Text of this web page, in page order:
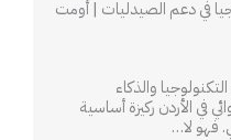
في دعم الصيدليات | أومت
والذكاء
في الأردن ركيزة أساسية
فهو لا…